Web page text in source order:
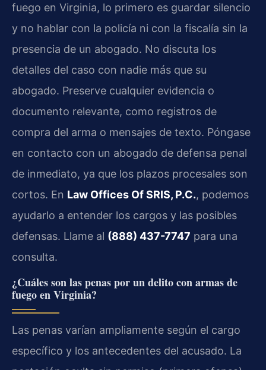
fuego en Virginia, lo primero es guardar silencio
y no hablar con la policía ni con la fiscalía sin la
presencia de un abogado. No discuta los
detalles del caso con nadie más que su
abogado. Preserve cualquier evidencia o
documento relevante, como registros de
compra del arma o mensajes de texto. Póngase
en contacto con un abogado de defensa penal
de inmediato, ya que los plazos procesales son
cortos. En Law Offices Of SRIS, P.C., podemos
ayudarlo a entender los cargos y las posibles
defensas. Llame al (888) 437-7747 para una
consulta.
¿Cuáles son las penas por un delito con armas de
fuego en Virginia?
Las penas varían ampliamente según el cargo
específico y los antecedentes del acusado. La